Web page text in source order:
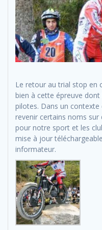
Le retour au trial stop en
bien à cette épreuve
pilotes. Dans un
revenir certains noms sur
pour notre sport et les
mise à jour
informateur.